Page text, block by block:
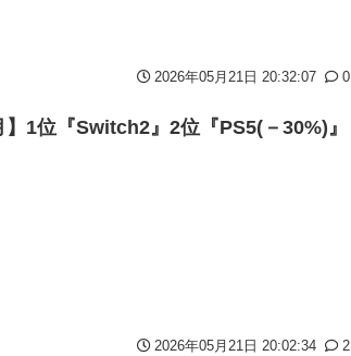
ていく！」【海外の反応】
坂46】
2026年05月21日 20:32:07 0
】1位『Switch2』2位『PS5(－30%)』
2026年05月21日 20:02:34 2